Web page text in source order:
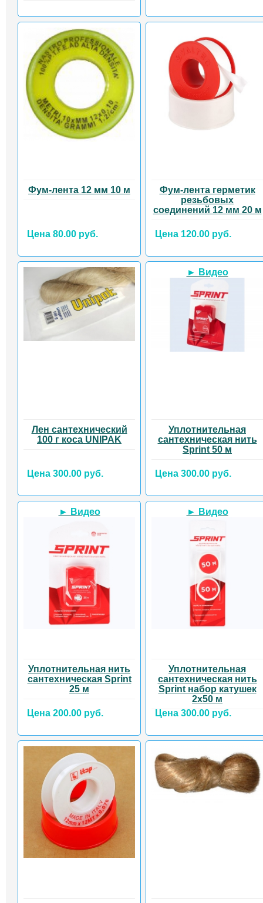
Фум-лента 12 мм 10 м
Цена 80.00 руб.
Фум-лента герметик
резьбовых
соединений 12 мм 20 м
Цена 120.00 руб.
Лен сантехнический
100 г коса UNIPAK
Цена 300.00 руб.
► Видео
Уплотнительная
сантехническая нить
Sprint 50 м
Цена 300.00 руб.
► Видео
Уплотнительная нить
сантехническая Sprint
25 м
Цена 200.00 руб.
► Видео
Уплотнительная
сантехническая нить
Sprint набор катушек
2х50 м
Цена 300.00 руб.